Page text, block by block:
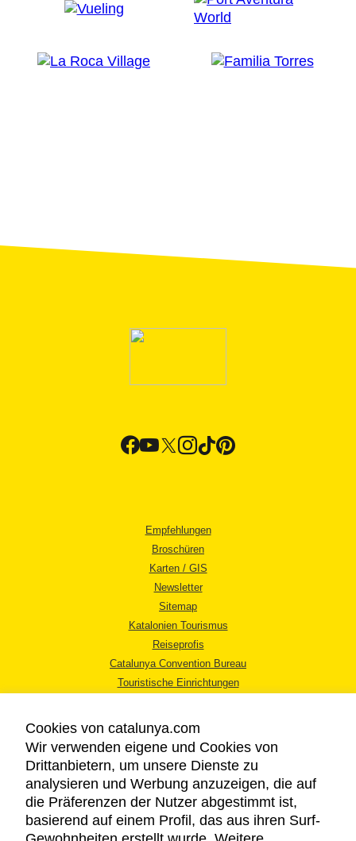
Empfehlungen
Broschüren
Karten / GIS
Newsletter
Sitemap
Katalonien Tourismus
Reiseprofis
Catalunya Convention Bureau
Touristische Einrichtungen
RECHTLICHER HINWEIS
DATENSCHUTZICHTLINIE
Cookies von catalunya.com
Wir verwenden eigene und Cookies von
Drittanbietern, um unsere Dienste zu
analysieren und Werbung anzuzeigen, die auf
die Präferenzen der Nutzer abgestimmt ist,
basierend auf einem Profil, das aus ihren Surf-